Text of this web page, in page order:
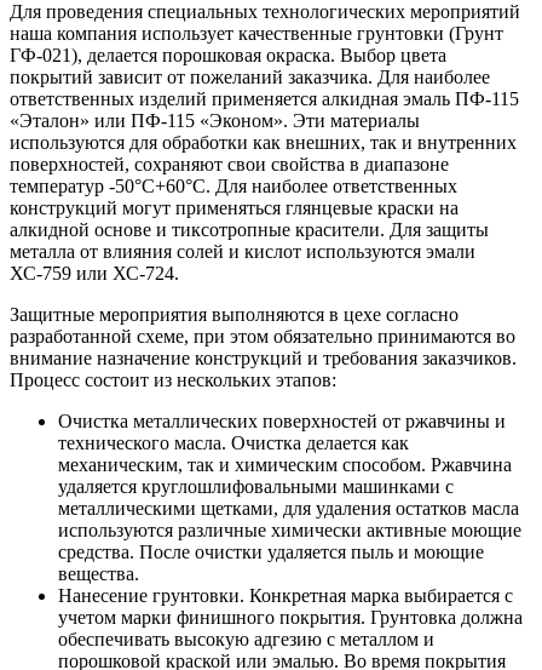
Для проведения специальных технологических мероприятий
наша компания использует качественные грунтовки (Грунт
ГФ-021), делается порошковая окраска. Выбор цвета
покрытий зависит от пожеланий заказчика. Для наиболее
ответственных изделий применяется алкидная эмаль ПФ-115
«Эталон» или ПФ-115 «Эконом». Эти материалы
используются для обработки как внешних, так и внутренних
поверхностей, сохраняют свои свойства в диапазоне
температур -50°С+60°С. Для наиболее ответственных
конструкций могут применяться глянцевые краски на
алкидной основе и тиксотропные красители. Для защиты
металла от влияния солей и кислот используются эмали
ХС-759 или ХС-724.
Защитные мероприятия выполняются в цехе согласно
разработанной схеме, при этом обязательно принимаются во
внимание назначение конструкций и требования заказчиков.
Процесс состоит из нескольких этапов:
Очистка металлических поверхностей от ржавчины и
технического масла. Очистка делается как
механическим, так и химическим способом. Ржавчина
удаляется круглошлифовальными машинками с
металлическими щетками, для удаления остатков масла
используются различные химически активные моющие
средства. После очистки удаляется пыль и моющие
вещества.
Нанесение грунтовки. Конкретная марка выбирается с
учетом марки финишного покрытия. Грунтовка должна
обеспечивать высокую адгезию с металлом и
порошковой краской или эмалью. Во время покрытия